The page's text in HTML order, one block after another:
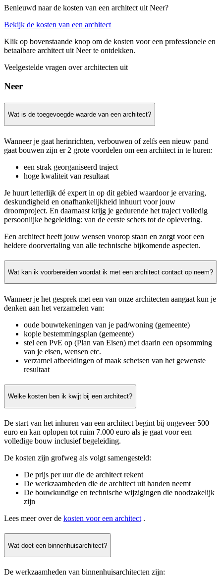
Benieuwd naar de kosten van een architect uit Neer?
Bekijk de kosten van een architect
Klik op bovenstaande knop om de kosten voor een professionele en
betaalbare architect uit Neer te ontdekken.
Veelgestelde vragen over architecten uit
Neer
Wat is de toegevoegde waarde van een architect?
Wanneer je gaat herinrichten, verbouwen of zelfs een nieuw pand
gaat bouwen zijn er 2 grote voordelen om een architect in te huren:
een strak georganiseerd traject
hoge kwaliteit van resultaat
Je huurt letterlijk dé expert in op dit gebied waardoor je ervaring,
deskundigheid en onafhankelijkheid inhuurt voor jouw
droomproject. En daarnaast krijg je gedurende het traject volledig
persoonlijke begeleiding: van de eerste schets tot de oplevering.
Een architect heeft jouw wensen voorop staan en zorgt voor een
heldere doorvertaling van alle technische bijkomende aspecten.
Wat kan ik voorbereiden voordat ik met een architect contact op neem?
Wanneer je het gesprek met een van onze architecten aangaat kun je
denken aan het verzamelen van:
oude bouwtekeningen van je pad/woning (gemeente)
kopie bestemmingsplan (gemeente)
stel een PvE op (Plan van Eisen) met daarin een opsomming
van je eisen, wensen etc.
verzamel afbeeldingen of maak schetsen van het gewenste
resultaat
Welke kosten ben ik kwijt bij een architect?
De start van het inhuren van een architect begint bij ongeveer 500
euro en kan oplopen tot ruim 7.000 euro als je gaat voor een
volledige bouw inclusief begeleiding.
De kosten zijn grofweg als volgt samengesteld:
De prijs per uur die de architect rekent
De werkzaamheden die de architect uit handen neemt
De bouwkundige en technische wijzigingen die noodzakelijk
zijn
Lees meer over de kosten voor een architect .
Wat doet een binnenhuisarchitect?
De werkzaamheden van binnenhuisarchitecten zijn: